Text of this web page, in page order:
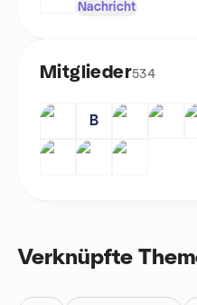
Nachricht
Mitglieder534
B
Verknüpfte